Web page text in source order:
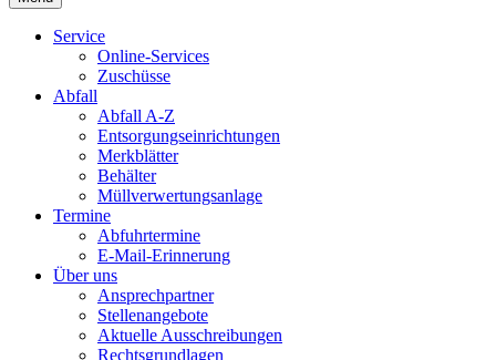
Service
Online-Services
Zuschüsse
Abfall
Abfall A-Z
Entsorgungseinrichtungen
Merkblätter
Behälter
Müllverwertungsanlage
Termine
Abfuhrtermine
E-Mail-Erinnerung
Über uns
Ansprechpartner
Stellenangebote
Aktuelle Ausschreibungen
Rechtsgrundlagen